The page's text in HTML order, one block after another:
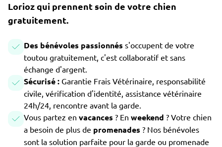
Lorioz qui prennent soin de votre chien
gratuitement.
Des bénévoles passionnés s'occupent de votre
toutou gratuitement, c'est collaboratif et sans
échange d'argent.
Sécurisé : Garantie Frais Vétérinaire, responsabilité
civile, vérification d'identité, assistance vétérinaire
24h/24, rencontre avant la garde.
Vous partez en vacances ? En weekend ? Votre chien
a besoin de plus de promenades ? Nos bénévoles
sont la solution parfaite pour la garde ou promenade